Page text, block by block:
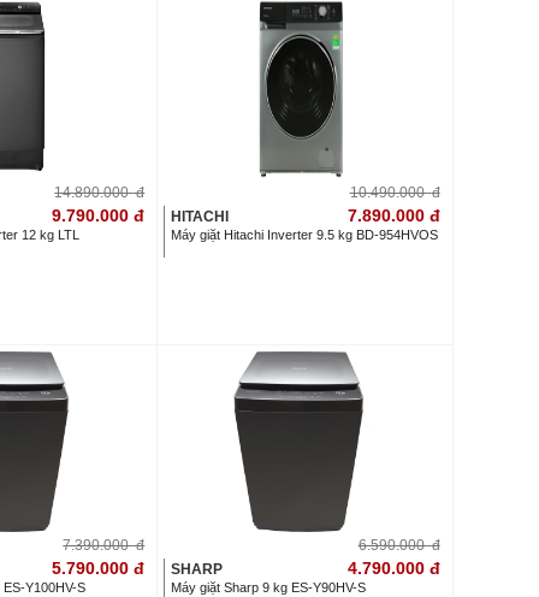
14.890.000 đ
9.790.000 đ
12 kg LTL
10.490.000 đ
HITACHI
7.890.000 đ
Máy giặt Hitachi Inverter 9.5 kg BD-954HVOS
7.390.000 đ
5.790.000 đ
Y100HV-S
6.590.000 đ
SHARP
4.790.000 đ
Máy giặt Sharp 9 kg ES-Y90HV-S